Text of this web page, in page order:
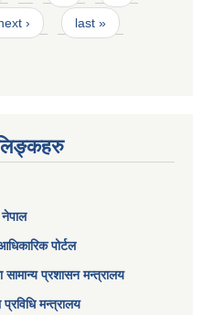
› last »
पोर्टल
सामान्य प्रशासन मन्त्रालय
प्रविधि मन्त्रालय